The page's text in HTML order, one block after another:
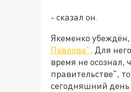
- сказал он.
Якеменко убеждён,
Павлова". Для
время не
правительстве",
сегодняшний